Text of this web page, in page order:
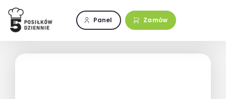
Przejdź
zawartości
Panel Zamów